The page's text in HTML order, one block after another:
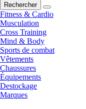
Rechercher
Fitness & Cardio
Musculation
Cross Training
Mind & Body
Sports de combat
Vêtements
Chaussures
Équipements
Destockage
Marques